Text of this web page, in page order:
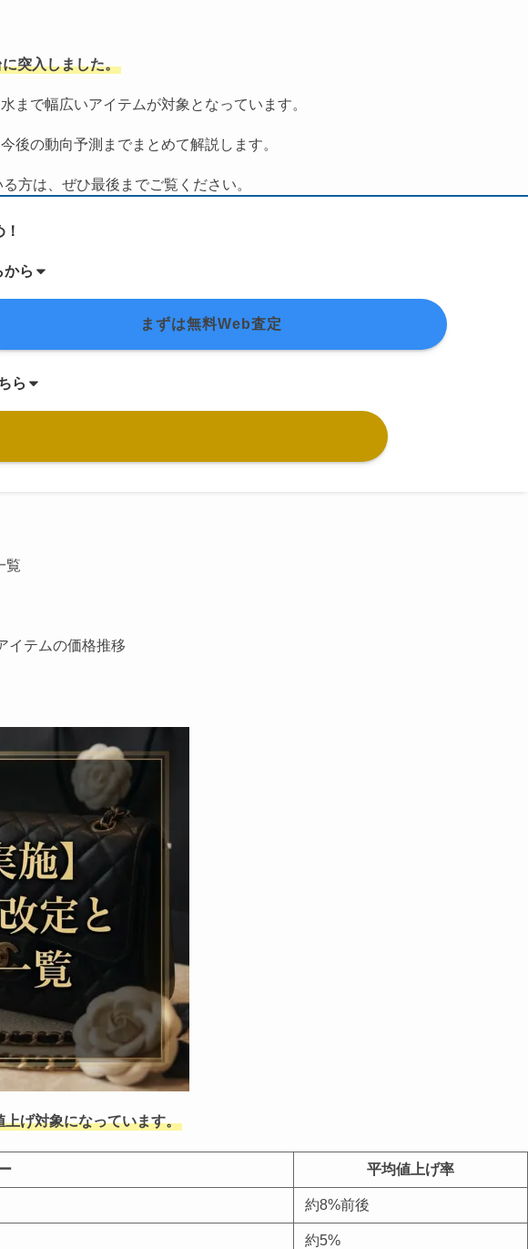
突入しました。
まで幅広いアイテムが対象となっています。
後の動向予測までまとめて解説します。
方は、ぜひ最後までご覧ください。
から
まずは無料Web査定
ら
覧
イテムの価格推移
げ対象になっています。
平均値上げ率
約8%前後
約5%